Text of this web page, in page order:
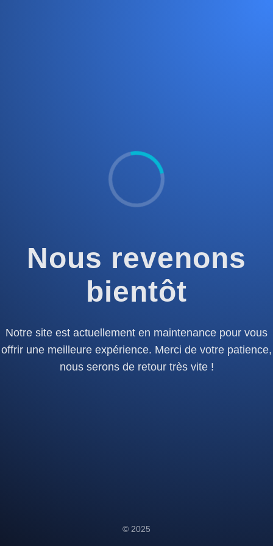
Nous revenons
bientôt
Notre site est actuellement en maintenance pour vous
offrir une meilleure expérience. Merci de votre patience,
nous serons de retour très vite !
© 2025